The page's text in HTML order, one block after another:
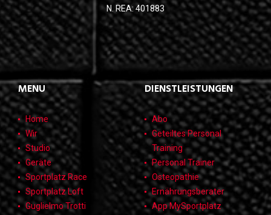
N. REA: 401883
MENU
Home
Wir
Studio
Geräte
Sportplatz Race
Sportplatz Loft
Guglielmo Trotti
DIENSTLEISTUNGEN
Abo
Geteiltes Personal
Training
Personal Trainer
Osteopathie
Ernährungsberater
App MySportplatz